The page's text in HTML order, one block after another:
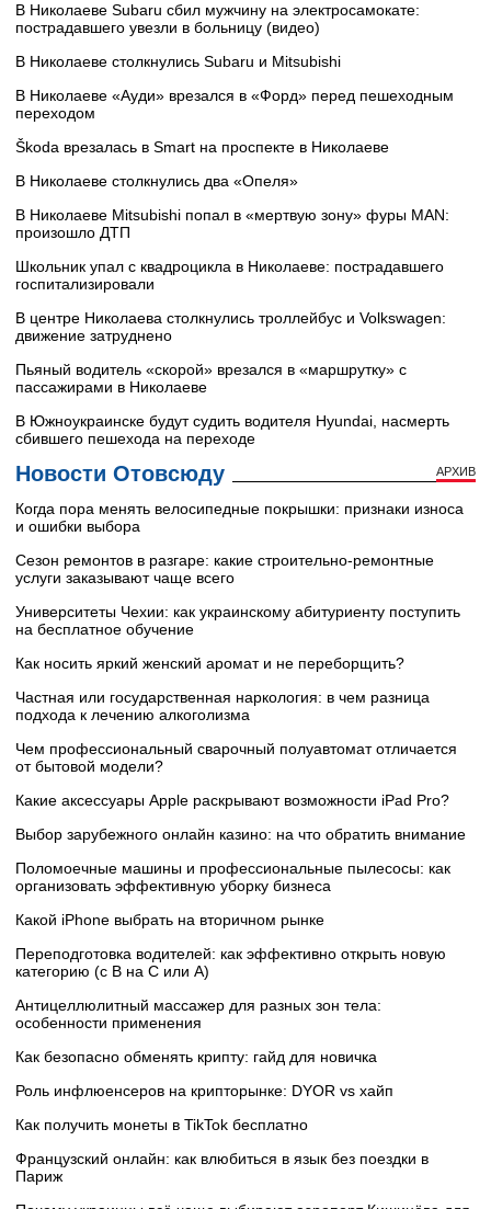
В Николаеве Subaru сбил мужчину на электросамокате:
пострадавшего увезли в больницу (видео)
В Николаеве столкнулись Subaru и Mitsubishi
В Николаеве «Ауди» врезался в «Форд» перед пешеходным
переходом
Škoda врезалась в Smart на проспекте в Николаеве
В Николаеве столкнулись два «Опеля»
В Николаеве Mitsubishi попал в «мертвую зону» фуры MAN:
произошло ДТП
Школьник упал с квадроцикла в Николаеве: пострадавшего
госпитализировали
В центре Николаева столкнулись троллейбус и Volkswagen:
движение затруднено
Пьяный водитель «скорой» врезался в «маршрутку» с
пассажирами в Николаеве
В Южноукраинске будут судить водителя Hyundai, насмерть
сбившего пешехода на переходе
Новости Отовсюду АРХИВ
Когда пора менять велосипедные покрышки: признаки износа
и ошибки выбора
Сезон ремонтов в разгаре: какие строительно-ремонтные
услуги заказывают чаще всего
Университеты Чехии: как украинскому абитуриенту поступить
на бесплатное обучение
Как носить яркий женский аромат и не переборщить?
Частная или государственная наркология: в чем разница
подхода к лечению алкоголизма
Чем профессиональный сварочный полуавтомат отличается
от бытовой модели?
Какие аксессуары Apple раскрывают возможности iPad Pro?
Выбор зарубежного онлайн казино: на что обратить внимание
Поломоечные машины и профессиональные пылесосы: как
организовать эффективную уборку бизнеса
Какой iPhone выбрать на вторичном рынке
Переподготовка водителей: как эффективно открыть новую
категорию (с B на C или А)
Антицеллюлитный массажер для разных зон тела:
особенности применения
Как безопасно обменять крипту: гайд для новичка
Роль инфлюенсеров на крипторынке: DYOR vs хайп
Как получить монеты в TikTok бесплатно
Французский онлайн: как влюбиться в язык без поездки в
Париж